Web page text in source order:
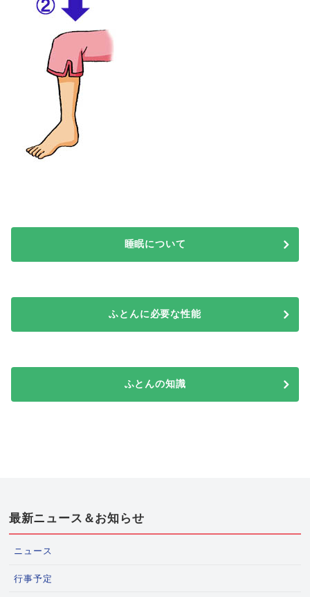
睡眠について
ふとんに必要な性能
ふとんの知識
最新ニュース＆お知らせ
ニュース
行事予定